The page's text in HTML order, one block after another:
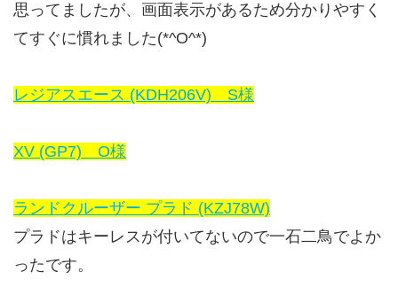
思ってましたが、画面表示があるため分かりやすく
てすぐに慣れました(*^O^*)
レジアスエース (KDH206V) S様
XV (GP7) O様
ランドクルーザー プラド (KZJ78W)
プラドはキーレスが付いてないので一石二鳥でよか
ったです。